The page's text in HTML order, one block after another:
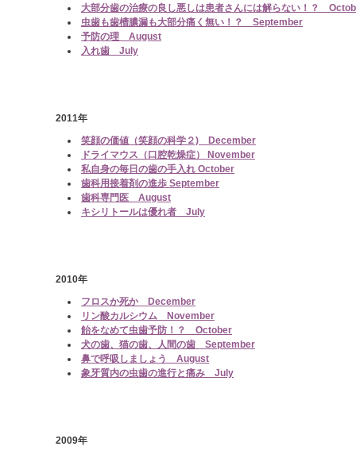
大部分歯の治療の良し悪しは患者さんには解らない！？
虫歯も歯槽膿漏も大部分痛く無い！？ September
予防の理 August
入れ歯 July
2011年
笑顔の価値（笑顔の科学２) December
ドライマウス（口腔乾燥症） November
私自身の毎日の歯の手入れ October
歯科用接着剤の進歩 September
歯科専門医 August
キシリトールは優れ者 July
2010年
フロスか死か December
リン酸カルシウム November
飴をなめて虫歯予防！？ October
犬の歯、猫の歯、人間の歯 September
鼻で呼吸しましょう August
象牙質内の虫歯の進行と痛み July
2009年